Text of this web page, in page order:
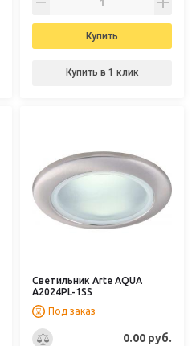
Купить
Купить в 1 клик
Светильник Arte AQUA
A2024PL-1SS
Под заказ
0.00 руб.